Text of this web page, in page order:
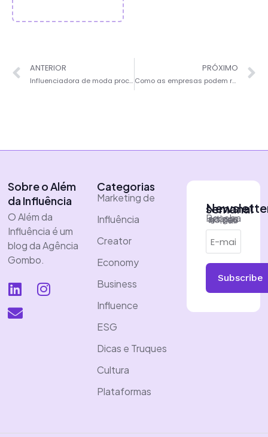
ANTERIOR
Influenciadora de moda processa outra criadora por copiar estética: caso inédito pode mudar regras do jogo
PRÓXIMO
Como as empresas podem repensar sua ideia de produtividade?
Sobre o Além
da Influência
O Além da
Influência é um
blog da Agência
Gombo.
Categorias
Marketing de
Influência
Creator
Economy
Business
Influence
ESG
Dicas e Truques
Cultura
Plataformas
Newsletter semanal
Receba artigos no seu e-mail
Subscribe